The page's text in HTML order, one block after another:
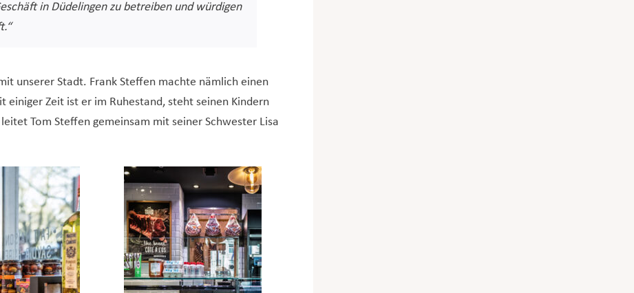
in Düdelingen zu betreiben und würdigen
unserer Stadt. Frank Steffen machte nämlich einen
einiger Zeit ist er im Ruhestand, steht seinen Kindern
Tom Steffen gemeinsam mit seiner Schwester Lisa